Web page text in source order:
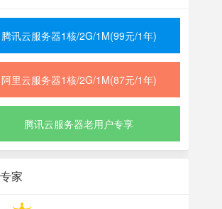
腾讯云服务器1核/2G/1M(99元/1年)
阿里云服务器1核/2G/1M(87元/1年)
腾讯云服务器老用户专享
家